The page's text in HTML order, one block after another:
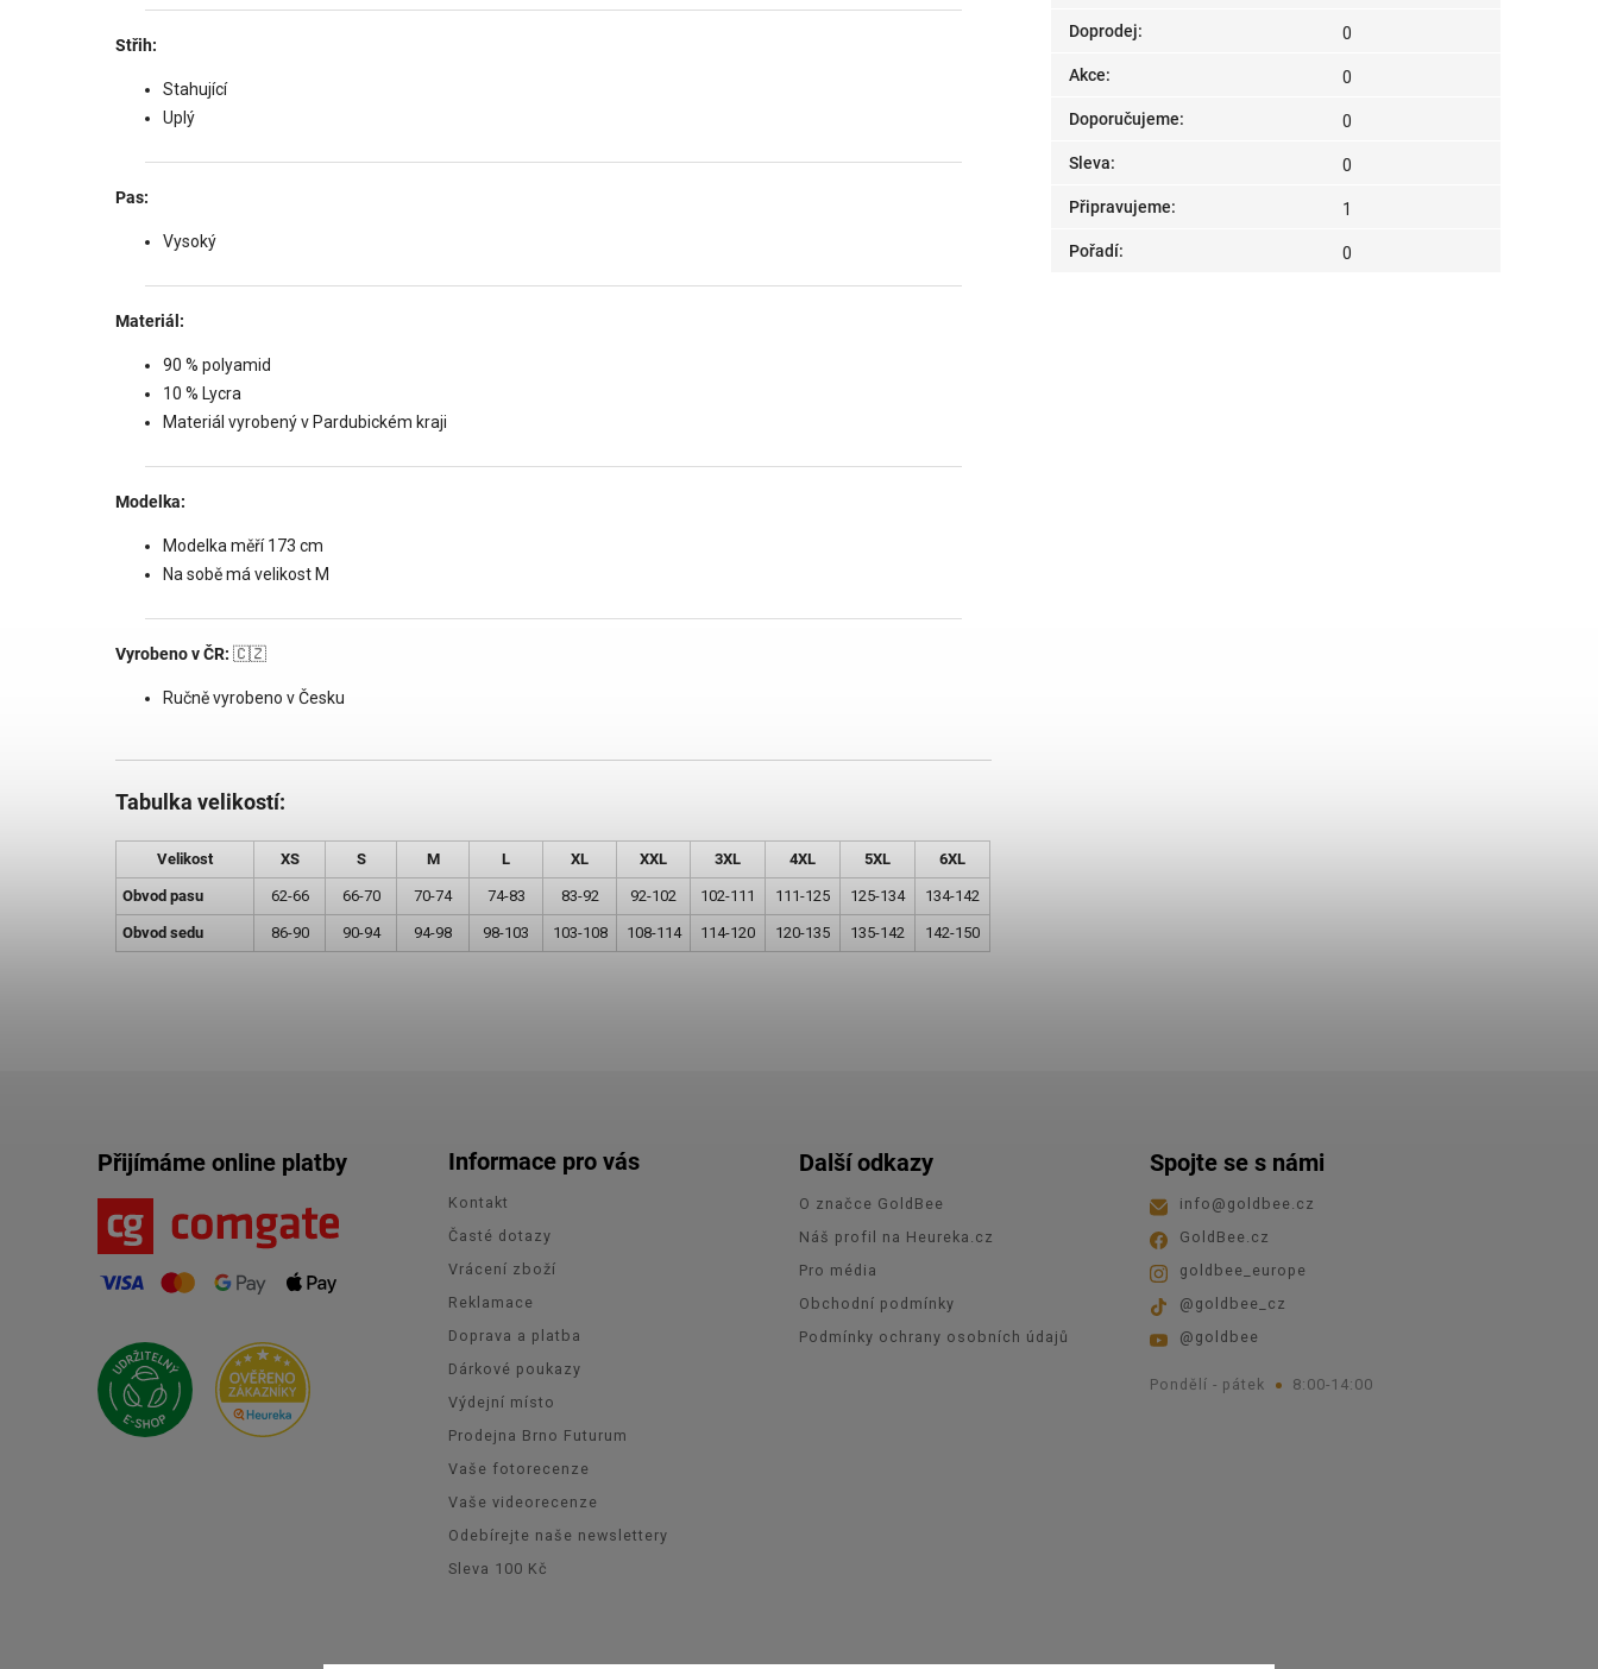
Střih:
Stahující
Uplý
Pas:
Vysoký
Materiál:
90 % polyamid
10 % Lycra
Materiál vyrobený v Pardubickém kraji
Modelka:
Modelka měří 173 cm
Na sobě má velikost M
Vyrobeno v ČR: 🇨🇿
Ručně vyrobeno v Česku
Tabulka velikostí:
Velikost XS S M L XL XXL 3XL 4XL 5XL 6XL
Obvod pasu 62-66 66-70 70-74 74-83 83-92 92-102 102-111 111-125 125-134 134-142
Obvod sedu 86-90 90-94 94-98 98-103 103-108 108-114 114-120 120-135 135-142 142-150
Doprodej: 0
Akce: 0
Doporučujeme: 0
Sleva: 0
Připravujeme: 1
Pořadí: 0
Přijímáme online platby Informace pro vás
Kontakt
Časté dotazy
Vrácení zboží
Reklamace
Doprava a platba
Dárkové poukazy
Výdejní místo
Prodejna Brno Futurum
Vaše fotorecenze
Vaše videorecenze
Odebírejte naše newslettery
Sleva 100 Kč
Další odkazy
O značce GoldBee
Náš profil na Heureka.cz
Pro média
Obchodní podmínky
Podmínky ochrany osobních údajů
Spojte se s námi
info @ goldbee.cz
GoldBee.cz
goldbee_europe
@goldbee_cz
@goldbee
Pondělí - pátek 8:00-14:00